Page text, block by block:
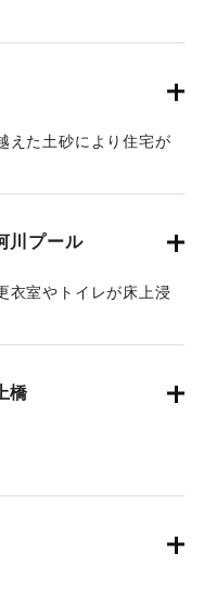
えた土砂により住宅が
川プール
衣室やトイレが床上浸
橋